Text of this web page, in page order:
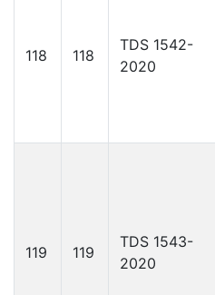
118 118
TDS 1542-
2020
119 119
TDS 1543-
2020